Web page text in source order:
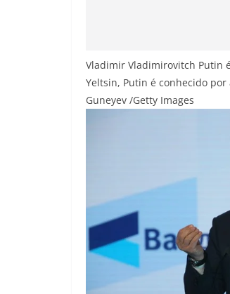
Vladimir Vladimirovitch Putin
Yeltsin, Putin é conhecido
Guneyev /Getty Images